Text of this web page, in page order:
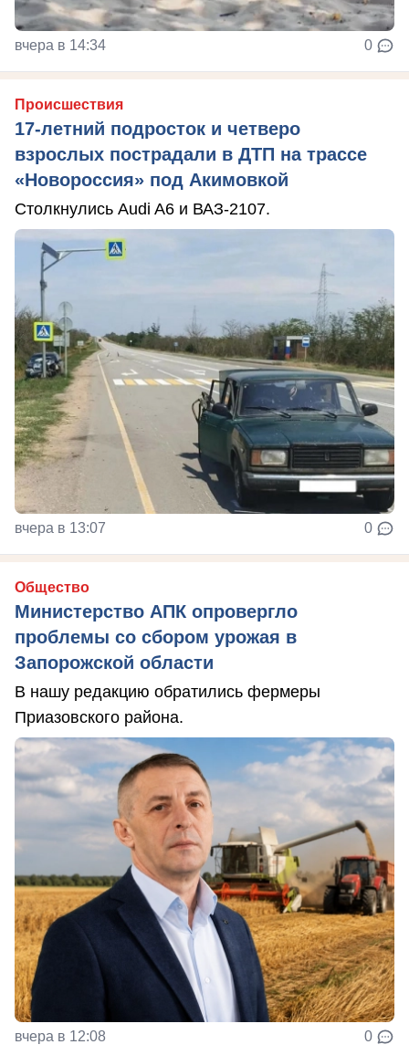
вчера в 14:34 0
Происшествия
17-летний подросток и четверо
взрослых пострадали в ДТП на трассе
«Новороссия» под Акимовкой
Столкнулись Audi A6 и ВАЗ-2107.
вчера в 13:07 0
Общество
Министерство АПК опровергло
проблемы со сбором урожая в
Запорожской области
В нашу редакцию обратились фермеры
Приазовского района.
вчера в 12:08 0